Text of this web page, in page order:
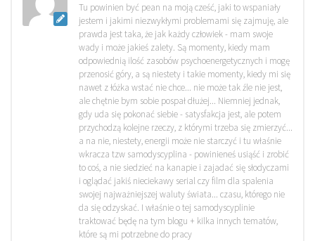
Tu powinien być pean na moją cześć, jaki to wspaniały
jestem i jakimi niezwykłymi problemami się zajmuję, ale
prawda jest taka, że jak każdy człowiek - mam swoje
wady i może jakieś zalety. Są momenty, kiedy mam
odpowiednią ilość zasobów psychoenergetycznych i mogę
przenosić góry, a są niestety i takie momenty, kiedy mi się
nawet z łóżka wstać nie chce... nie może tak źle nie jest,
ale chętnie bym sobie pospał dłużej... Niemniej jednak,
gdy uda się pokonać siebie - satysfakcja jest, ale potem
przychodzą kolejne rzeczy, z którymi trzeba się zmierzyć...
a na nie, niestety, energii może nie starczyć i tu właśnie
wkracza tzw samodyscyplina - powinieneś usiąść i zrobić
to coś, a nie siedzieć na kanapie i zajadać się słodyczami
i oglądać jakiś nieciekawy serial czy film dla spalenia
swojej najważniejszej waluty świata... czasu, którego nie
da się odzyskać. I właśnie o tej samodyscyplinie
traktować będę na tym blogu + kilka innych tematów,
które są mi potrzebne do pracy